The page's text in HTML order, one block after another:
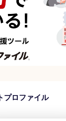
プロファイル